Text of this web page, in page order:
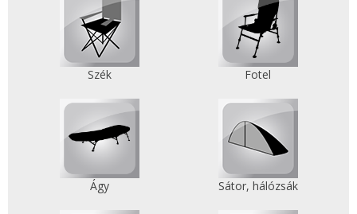
Szék Fotel
Ágy Sátor, hálózsák